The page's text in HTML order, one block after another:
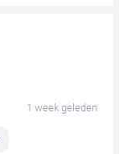
1 week geleden